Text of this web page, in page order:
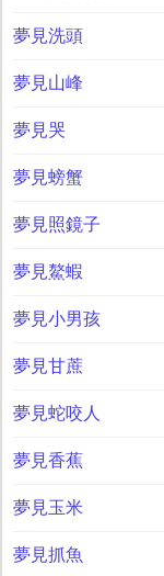
夢見洗頭
夢見山峰
夢見哭
夢見螃蟹
夢見照鏡子
夢見鰲蝦
夢見小男孩
夢見甘蔗
夢見蛇咬人
夢見香蕉
夢見玉米
夢見抓魚